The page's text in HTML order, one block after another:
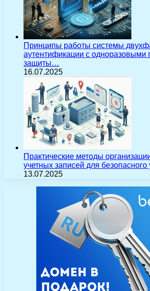
Принципы работы системы
аутентификации с одноразовыми
защиты…
16.07.2025
Практические методы
учетных записей для
13.07.2025